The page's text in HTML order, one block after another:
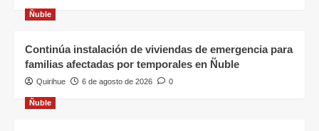
Ñuble
Continúa instalación de viviendas de emergencia para
familias afectadas por temporales en Ñuble
Quirihue 6 de agosto de 2026 0
Ñuble